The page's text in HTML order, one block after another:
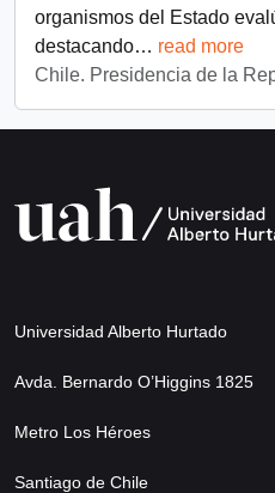
organismos del Estado
destacando… read more
Chile. Presidencia de la
Universidad Alberto Hurtado
Avda. Bernardo O’Higgins 1825
Metro Los Héroes
Santiago de Chile